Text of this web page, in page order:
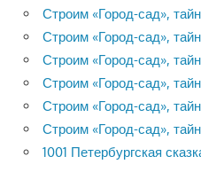
Строим «Город-сад»,
Строим «Город-сад»,
Строим «Город-сад»,
Строим «Город-сад»,
Строим «Город-сад»,
Строим «Город-сад»,
1001 Петербургская